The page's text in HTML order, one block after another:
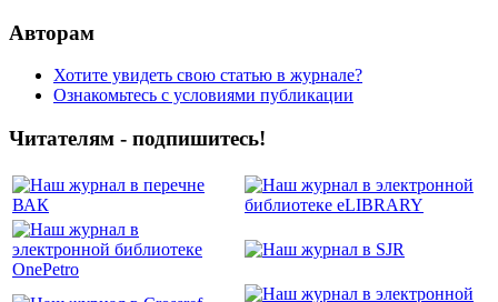
Авторам
Хотите увидеть свою статью в журнале?
Ознакомьтесь с условиями публикации
Читателям - подпишитесь!